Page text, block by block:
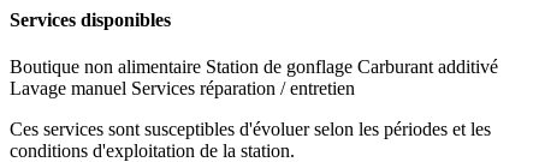
Services disponibles
Boutique non alimentaire Station de gonflage Carburant additivé
Lavage manuel Services réparation / entretien
Ces services sont susceptibles d'évoluer selon les périodes et les
conditions d'exploitation de la station.